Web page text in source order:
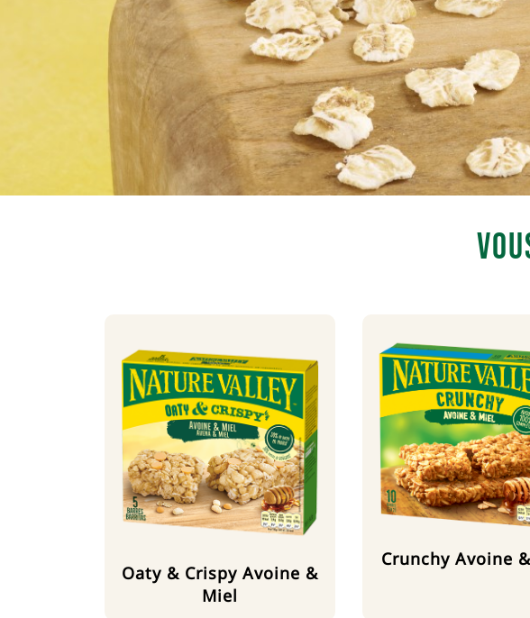
Oaty & Crispy Avoine &
Miel
Crunchy Avoine